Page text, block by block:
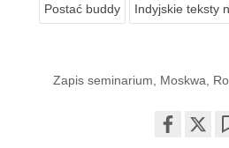
Postać buddy Indyjskie teksty
Zapis seminarium, Moskwa,